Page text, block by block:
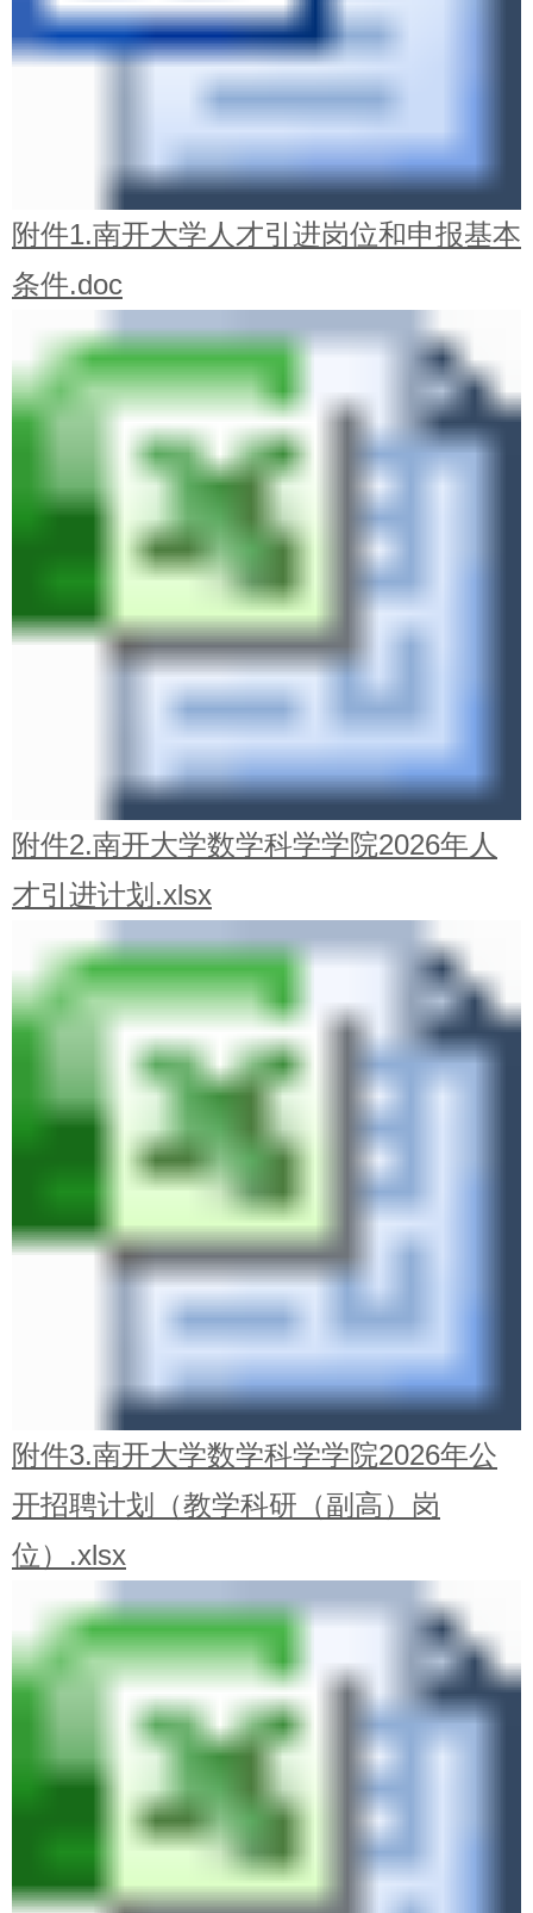
附件1.南开大学人才引进岗位和申报基本
条件.doc
附件2.南开大学数学科学学院2026年人
才引进计划.xlsx
附件3.南开大学数学科学学院2026年公
开招聘计划（教学科研（副高）岗
位）.xlsx